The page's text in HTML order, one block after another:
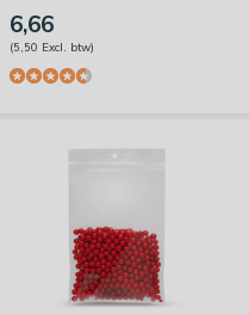
6,66
(5,50 Excl. btw)